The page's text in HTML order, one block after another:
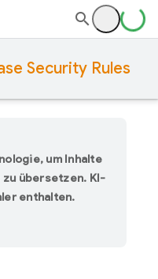
Security Rules
um Inhalte
übersetzen. KI-
enthalten.